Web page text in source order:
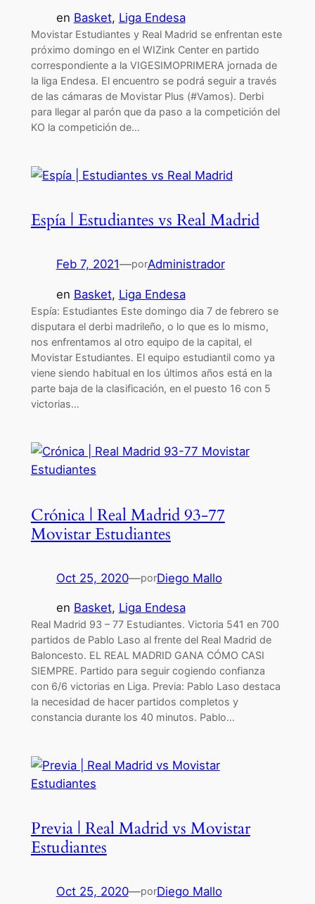
en Basket, Liga Endesa
Movistar Estudiantes y Real Madrid se enfrentan este
próximo domingo en el WIZink Center en partido
correspondiente a la VIGESIMOPRIMERA jornada de
la liga Endesa. El encuentro se podrá seguir a través
de las cámaras de Movistar Plus (#Vamos). Derbi
para llegar al parón que da paso a la competición del
KO la competición de…
Espía | Estudiantes vs Real Madrid
Feb 7, 2021—porAdministrador
en Basket, Liga Endesa
Espía: Estudiantes Este domingo dia 7 de febrero se
disputara el derbi madrileño, o lo que es lo mismo,
nos enfrentamos al otro equipo de la capital, el
Movistar Estudiantes. El equipo estudiantil como ya
viene siendo habitual en los últimos años está en la
parte baja de la clasificación, en el puesto 16 con 5
victorias…
Crónica | Real Madrid 93-77
Movistar Estudiantes
Oct 25, 2020—porDiego Mallo
en Basket, Liga Endesa
Real Madrid 93 – 77 Estudiantes. Victoria 541 en 700
partidos de Pablo Laso al frente del Real Madrid de
Baloncesto. EL REAL MADRID GANA CÓMO CASI
SIEMPRE. Partido para seguir cogiendo confianza
con 6/6 victorias en Liga. Previa: Pablo Laso destaca
la necesidad de hacer partidos completos y
constancia durante los 40 minutos. Pablo…
Previa | Real Madrid vs Movistar
Estudiantes
Oct 25, 2020—porDiego Mallo